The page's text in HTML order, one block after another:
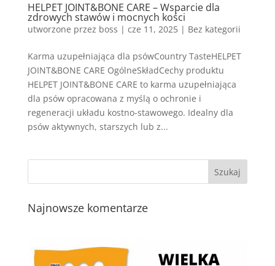
HELPET JOINT&BONE CARE – Wsparcie dla
zdrowych stawów i mocnych kości
utworzone przez boss | cze 11, 2025| Bez kategorii
Karma uzupełniająca dla psówCountry TasteHELPET
JOINT&BONE CARE OgólneSkładCechy produktu
HELPET JOINT&BONE CARE to karma uzupełniająca
dla psów opracowana z myślą o ochronie i
regeneracji układu kostno-stawowego. Idealny dla
psów aktywnych, starszych lub z...
Najnowsze komentarze